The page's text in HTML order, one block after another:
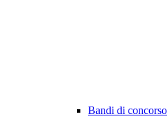
Bandi di concorso